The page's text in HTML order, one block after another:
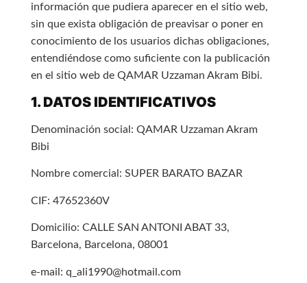
información que pudiera aparecer en el sitio web,
sin que exista obligación de preavisar o poner en
conocimiento de los usuarios dichas obligaciones,
entendiéndose como suficiente con la publicación
en el sitio web de QAMAR Uzzaman Akram Bibi.
1. DATOS IDENTIFICATIVOS
Denominación social: QAMAR Uzzaman Akram
Bibi
Nombre comercial: SUPER BARATO BAZAR
CIF: 47652360V
Domicilio: CALLE SAN ANTONI ABAT 33,
Barcelona, Barcelona, 08001
e-mail: q_ali1990@hotmail.com